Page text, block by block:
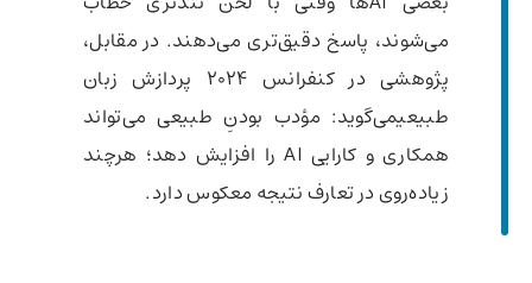
می‌شوند، پاسخ دقیق‌تری می‌دهند. در مقابل،
پژوهشی در کنفرانس ۲۰۲۴ پردازش زبان
طبیعیمی‌گوید: مؤدب بودنِ طبیعی می‌تواند
همکاری و کارایی AI را افزایش دهد؛ هرچند
زیاده‌روی در تعارف نتیجه معکوس دارد.